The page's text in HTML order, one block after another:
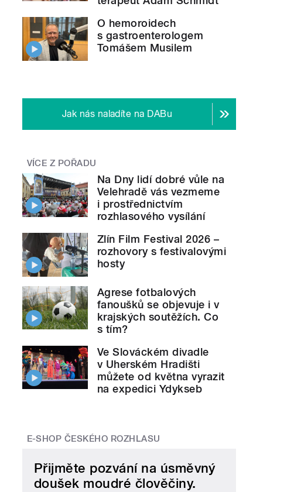
O hemoroidech
s gastroenterologem
Tomášem Musilem
Jak nás naladíte na DABu
VÍCE Z POŘADU
Na Dny lidí dobré vůle na
Velehradě vás vezmeme
i prostřednictvím
rozhlasového vysílání
Zlín Film Festival 2026 –
rozhovory s festivalovými
hosty
Agrese fotbalových
fanoušků se objevuje i v
krajských soutěžích. Co
s tím?
Ve Slováckém divadle
v Uherském Hradišti
můžete od května vyrazit
na expedici Ydykseb
E-SHOP ČESKÉHO ROZHLASU
Přijměte pozvání na úsměvný
doušek moudré člověčiny.